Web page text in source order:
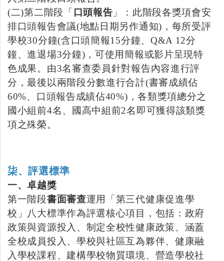
(二)第二階段「 口頭報告 」：此階段各獎項會安
排口頭報告會議(地點日期另作通知) ，每所受評
學校30分鐘(含口頭簡報15分鐘、 Q&A 12分
鐘、進退場3分鐘) ，可使用簡報或影片呈現特
色成果。由3名審查委員針對報告內容進行評
分，最後以兩階段分數進行合計(書審成績佔
60%、口頭報告成績佔40%) ，各類獎項總分之
國小組前4名、國高中組前2名即可獲得該類獎
項之殊榮。
柒、評選標準
一、卓越獎
第一階段書面審查運用「第三代健康促進學
校」八大標準作為評選核心項目，包括：政府
政策與資源投入、制定全校性健康政策、涵蓋
全校成員投入、學校與社區互為夥伴、健康融
入學校課程、建構學校物質環境、營造學校社